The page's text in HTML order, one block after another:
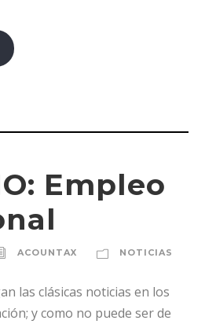
Empleo
ACOUNTAX NOTICIAS
las clásicas noticias en los
y como no puede ser de